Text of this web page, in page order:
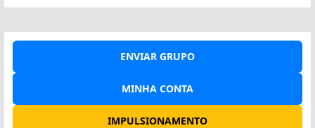
ENVIAR GRUPO
MINHA CONTA
IMPULSIONAMENTO